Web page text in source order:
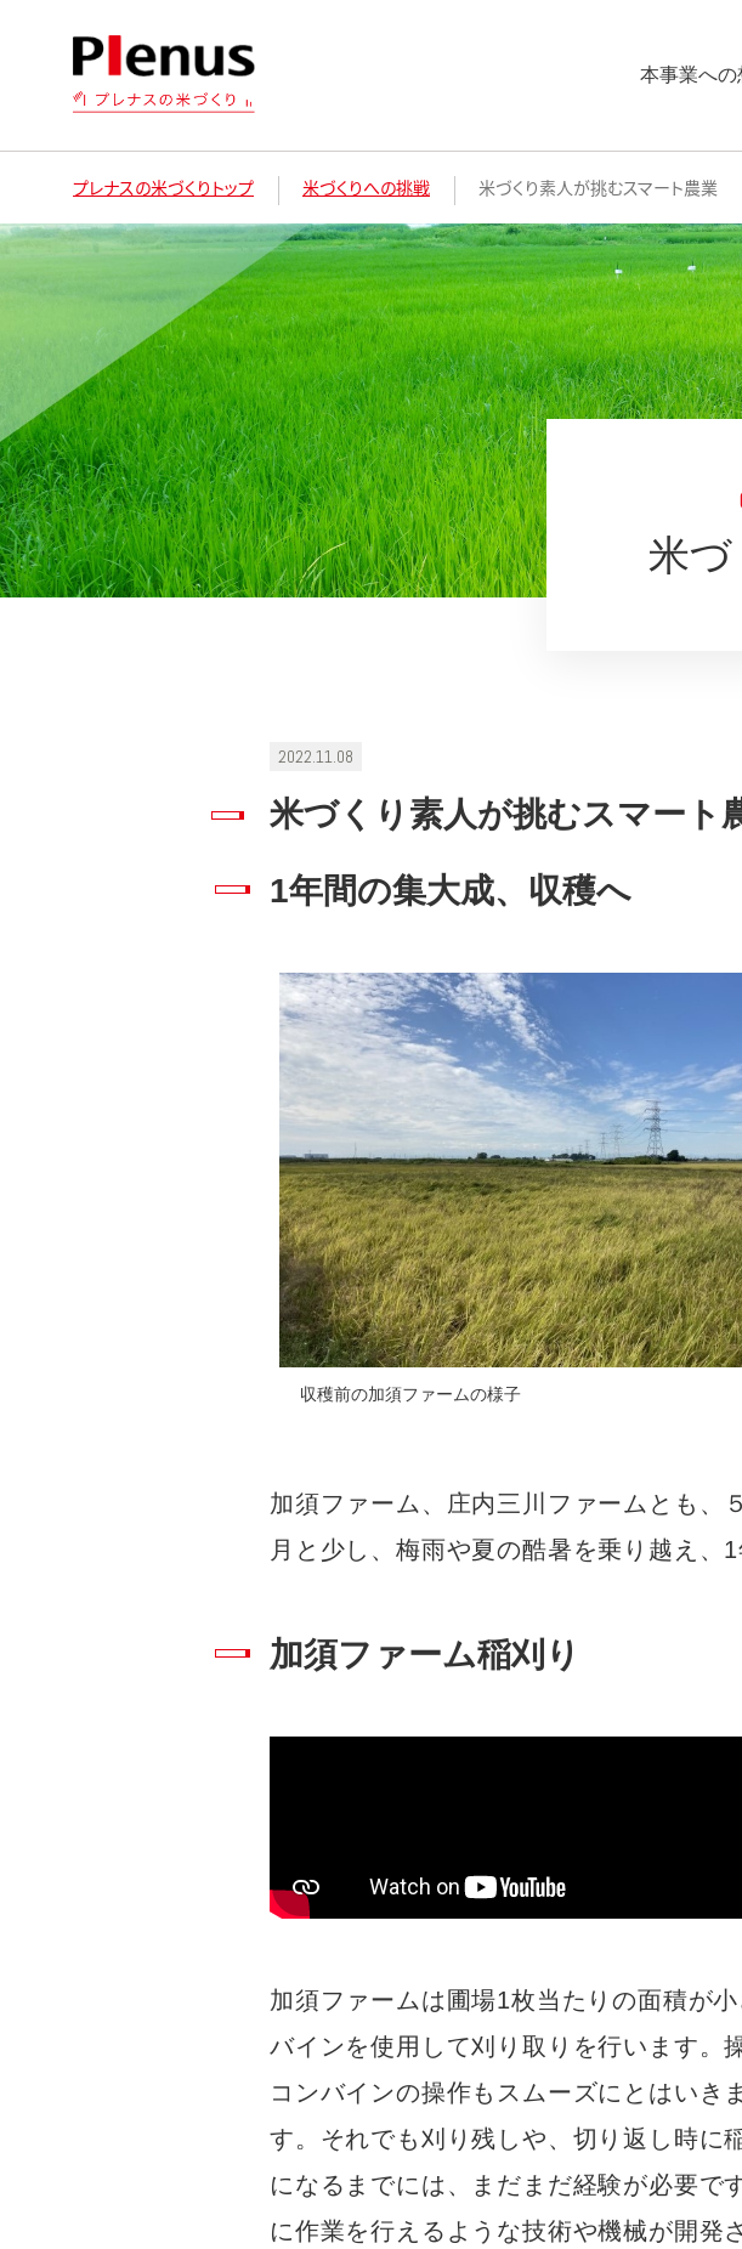
本事業への
プレナスの米づくりトップ 米づくりへの挑戦 米づくり素人が挑むスマート農
米
2022.11.08
米づくり素人が挑むスマー
1年間の集大成、収穫へ
収穫前の加須ファームの様子
加須ファーム、庄内三川ファームとも、
月と少し、梅雨や夏の酷暑を乗り越え、
加須ファーム稲刈り
加須ファームは圃場1枚当たりの面積が
バインを使用して刈り取りを行います。
コンバインの操作もスムーズにとはいき
す。それでも刈り残しや、切り返し時に
になるまでには、まだまだ経験が必要で
に作業を行えるような技術や機械が開発